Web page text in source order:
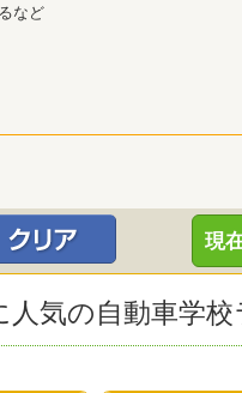
など
現
気の自動車学